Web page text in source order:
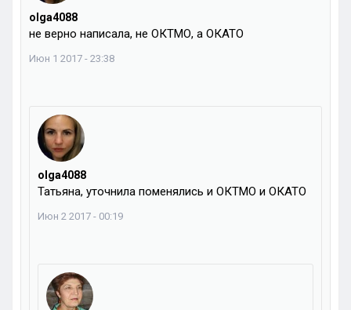
olga4088
не верно написала, не ОКТМО, а ОКАТО
Июн 1 2017 - 23:38
olga4088
Татьяна, уточнила поменялись и ОКТМО и ОКАТО
Июн 2 2017 - 00:19